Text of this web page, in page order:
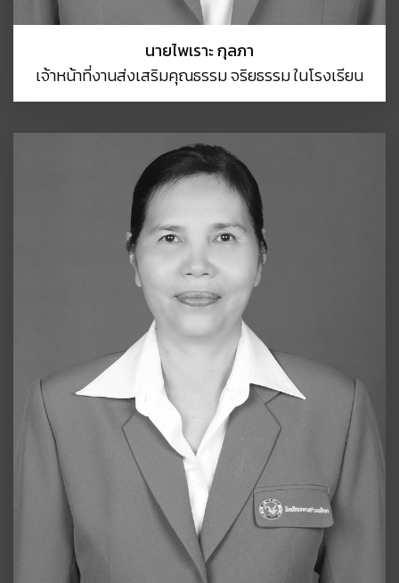
นายไพเราะ กุลภา
เจ้าหน้าที่งานส่งเสริมคุณธรรม จริยธรรม ในโรงเรียน